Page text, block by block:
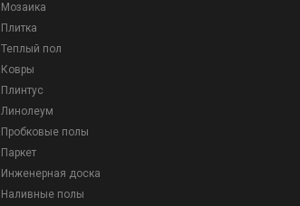
Мозаика
Плитка
Теплый пол
Ковры
Плинтус
Линолеум
Пробковые полы
Паркет
Инженерная доска
Наливные полы